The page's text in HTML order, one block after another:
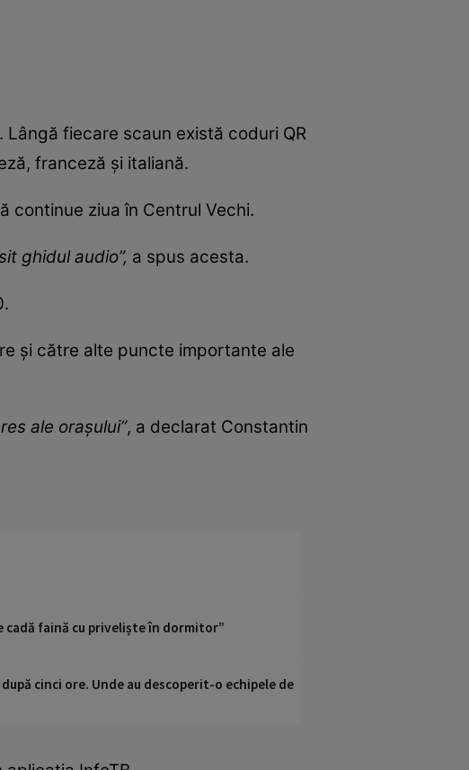
fiecare scaun există coduri QR
franceză și italiană.
continue ziua în Centrul Vechi.
ghidul audio”, a spus acesta.
și către alte puncte importante ale
ale orașului”, a declarat Constantin
cadă faină cu priveliște în dormitor”
cinci ore. Unde au descoperit-o echipele de